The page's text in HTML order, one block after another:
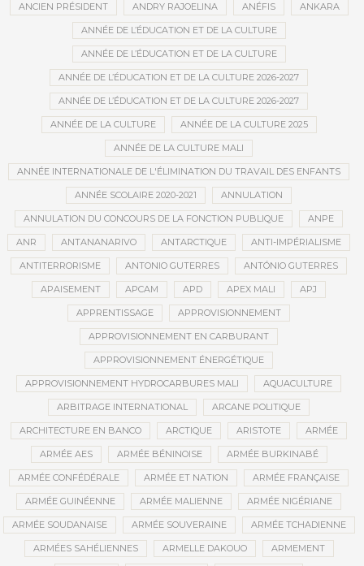
ANCIEN PRÉSIDENT ANDRY RAJOELINA ANÉFIS ANKARA
ANNÉE DE L’ÉDUCATION ET DE LA CULTURE
ANNÉE DE L’ÉDUCATION ET DE LA CULTURE
ANNÉE DE L’ÉDUCATION ET DE LA CULTURE 2026-2027
ANNÉE DE L’ÉDUCATION ET DE LA CULTURE 2026-2027
ANNÉE DE LA CULTURE ANNÉE DE LA CULTURE 2025
ANNÉE DE LA CULTURE MALI
ANNÉE INTERNATIONALE DE L'ÉLIMINATION DU TRAVAIL DES ENFANTS
ANNÉE SCOLAIRE 2020-2021 ANNULATION
ANNULATION DU CONCOURS DE LA FONCTION PUBLIQUE ANPE
ANR ANTANANARIVO ANTARCTIQUE ANTI-IMPÉRIALISME
ANTITERRORISME ANTONIO GUTERRES ANTÓNIO GUTERRES
APAISEMENT APCAM APD APEX MALI APJ
APPRENTISSAGE APPROVISIONNEMENT
APPROVISIONNEMENT EN CARBURANT
APPROVISIONNEMENT ÉNERGÉTIQUE
APPROVISIONNEMENT HYDROCARBURES MALI AQUACULTURE
ARBITRAGE INTERNATIONAL ARCANE POLITIQUE
ARCHITECTURE EN BANCO ARCTIQUE ARISTOTE ARMÉE
ARMÉE AES ARMÉE BÉNINOISE ARMÉE BURKINABÉ
ARMÉE CONFÉDÉRALE ARMÉE ET NATION ARMÉE FRANÇAISE
ARMÉE GUINÉENNE ARMÉE MALIENNE ARMÉE NIGÉRIANE
ARMÉE SOUDANAISE ARMÉE SOUVERAINE ARMÉE TCHADIENNE
ARMÉES SAHÉLIENNES ARMELLE DAKOUO ARMEMENT